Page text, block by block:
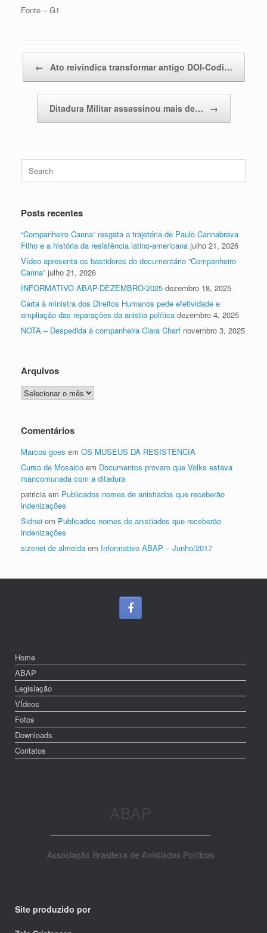
Fonte – G1
← Ato reivindica transformar antigo DOI-Codi…
Ditadura Militar assassinou mais de… →
Search
for:
Posts recentes
“Companheiro Canna” resgata a trajetória de Paulo Cannabrava
Filho e a história da resistência latino-americana julho 21, 2026
Vídeo apresenta os bastidores do documentário “Companheiro
Canna” julho 21, 2026
INFORMATIVO ABAP-DEZEMBRO/2025 dezembro 18, 2025
Carta à ministra dos Direitos Humanos pede efetividade e
ampliação das reparações da anistia política dezembro 4, 2025
NOTA – Despedida à companheira Clara Charf novembro 3, 2025
Arquivos
Arquivos
Comentários
Marcos goes em OS MUSEUS DA RESISTÊNCIA
Curso de Mosaico em Documentos provam que Volks estava
mancomunada com a ditadura
patricia em Publicados nomes de anistiados que receberão
indenizações
Sidnei em Publicados nomes de anistiados que receberão
indenizações
sizenei de almeida em Informativo ABAP – Junho/2017
Home
ABAP
Legislação
VÍdeos
Fotos
Downloads
Contatos
Associação Brasileira de Anistiados Políticos
Site produzido por